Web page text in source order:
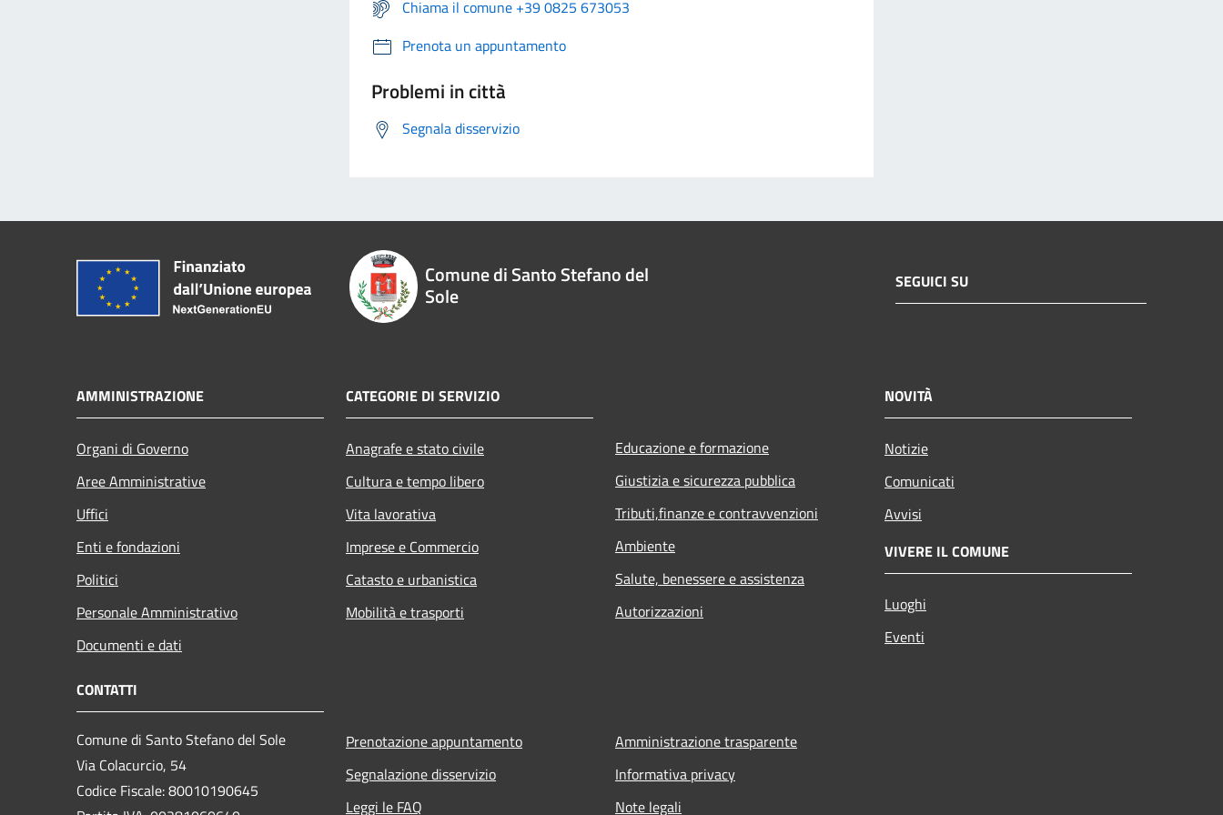
Chiama il comune +39 0825 673053
Prenota un appuntamento
Problemi in città
Segnala disservizio
Comune di Santo Stefano del
Sole
SEGUICI SU
AMMINISTRAZIONE
Organi di Governo
Aree Amministrative
Uffici
Enti e fondazioni
Politici
Personale Amministrativo
Documenti e dati
CATEGORIE DI SERVIZIO
Anagrafe e stato civile
Cultura e tempo libero
Vita lavorativa
Imprese e Commercio
Catasto e urbanistica
Mobilità e trasporti
Educazione e formazione
Giustizia e sicurezza pubblica
Tributi,finanze e contravvenzioni
Ambiente
Salute, benessere e assistenza
Autorizzazioni
NOVITÀ
Notizie
Comunicati
Avvisi
VIVERE IL COMUNE
Luoghi
Eventi
CONTATTI
Comune di Santo Stefano del Sole
Via Colacurcio, 54
Codice Fiscale: 80010190645
Prenotazione appuntamento
Segnalazione disservizio
Leggi le FAQ
Amministrazione trasparente
Informativa privacy
Note legali